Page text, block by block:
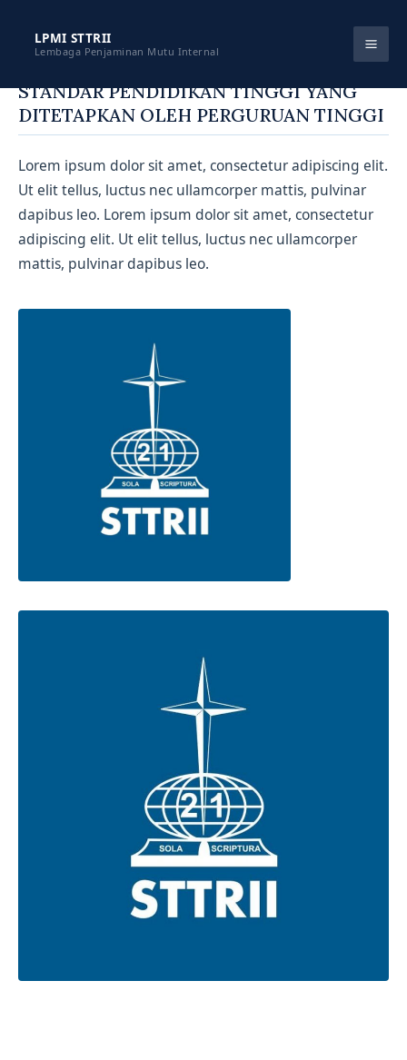
content
LPMI STTRII
Lembaga Penjaminan Mutu Internal
STANDAR PENDIDIKAN TINGGI YANG
DITETAPKAN OLEH PERGURUAN TINGGI
Lorem ipsum dolor sit amet, consectetur adipiscing elit.
Ut elit tellus, luctus nec ullamcorper mattis, pulvinar
dapibus leo. Lorem ipsum dolor sit amet, consectetur
adipiscing elit. Ut elit tellus, luctus nec ullamcorper
mattis, pulvinar dapibus leo.